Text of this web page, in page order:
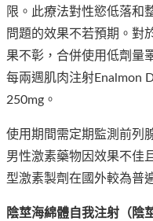
限。此療法對性慾低落和
問題的效果不若預期。對
果不彰，合併使用低劑量
每兩週肌肉注射Enalmon
250mg。
使用期間需定期監測前列
男性激素藥物因效果不佳
型激素製劑在國外較為普
陰莖海綿體自我注射（陰